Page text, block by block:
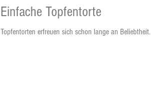
Einfache Topfentorte
Topfentorten erfreuen sich schon lange an Beliebtheit.